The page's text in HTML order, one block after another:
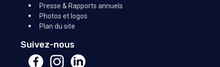
Presse & Rapports annuels
Photos et logos
Plan du site
Suivez-nous